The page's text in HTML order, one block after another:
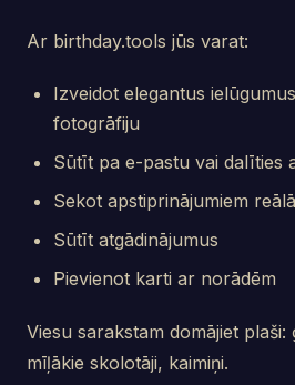
Ar birthday.tools jūs varat:
Izveidot elegantus
fotogrāfiju
Sūtīt pa e-pastu vai dalīties
Sekot apstiprinājumiem
Sūtīt atgādinājumus
Pievienot karti ar norādēm
Viesu sarakstam domājiet plaši:
mīļākie skolotāji, kaimiņi.